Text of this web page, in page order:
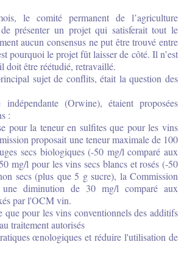
le comité permanent de l’agriculture
présenter un projet qui satisferait tout le
aucun consensus ne put être trouvé entre
pourquoi le projet fût laisser de côté. Il n’est
doit être réétudié, retravaillé.
sujet de conflits, était la question des
(Orwine), étaient proposées
:
pour la teneur en sulfites que pour les vins
proposait une teneur maximale de 100
secs biologiques (-50 mg/l comparé aux
mg/l pour les vins secs blancs et rosés (-50
secs (plus que 5 g sucre), la Commission
une diminution de 30 mg/l comparé aux
par l'OCM vin.
que pour les vins conventionnels des additifs
traitement autorisés
œnologiques et réduire l'utilisation de